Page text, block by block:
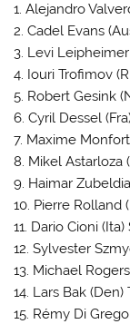
1. Alejandro
2. Cadel Evans
3. Levi
4. Iouri Trofimov
5. Robert Gesink
6. Cyril Dessel
7. Maxime
8. Mikel Astarloza
9. Haimar
10. Pierre Rolland
11. Dario Cioni
12. Sylvester
13. Michael
14. Lars Bak (Den)
15. Rémy Di